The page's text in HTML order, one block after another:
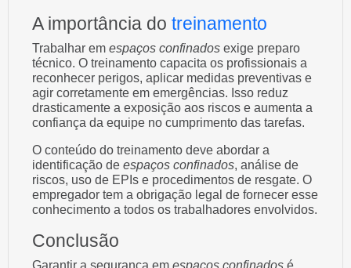
A importância do treinamento
Trabalhar em espaços confinados exige preparo
técnico. O treinamento capacita os profissionais a
reconhecer perigos, aplicar medidas preventivas e
agir corretamente em emergências. Isso reduz
drasticamente a exposição aos riscos e aumenta a
confiança da equipe no cumprimento das tarefas.
O conteúdo do treinamento deve abordar a
identificação de espaços confinados, análise de
riscos, uso de EPIs e procedimentos de resgate. O
empregador tem a obrigação legal de fornecer esse
conhecimento a todos os trabalhadores envolvidos.
Conclusão
Garantir a segurança em espaços confinados é